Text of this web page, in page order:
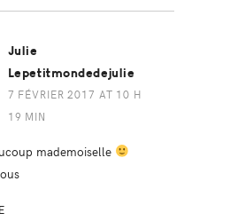
Julie
Lepetitmondedejulie
7 FÉVRIER 2017 AT 10 H
19 MIN
mademoiselle